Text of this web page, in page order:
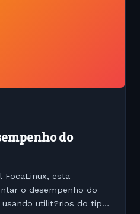
do
FocaLinux, esta
o desempenho do
utilit?rios do tipo